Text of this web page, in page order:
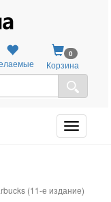
0
Корзина
(11-е издание)